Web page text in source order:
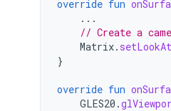
override fun
...
// Create a
Matrix.
}
override fun
GLES20 .